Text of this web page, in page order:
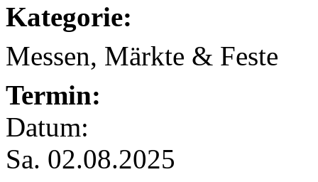
Kategorie:
Messen, Märkte & Feste
Termin:
Datum:
Sa. 02.08.2025